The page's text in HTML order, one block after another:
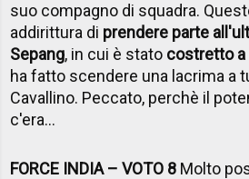
suo compagno di squadra.
addirittura di prendere parte
Sepang, in cui è stato costretto
ha fatto scendere una lacrima a
Cavallino. Peccato, perchè il
c'era...
FORCE INDIA – VOTO 8 Molto